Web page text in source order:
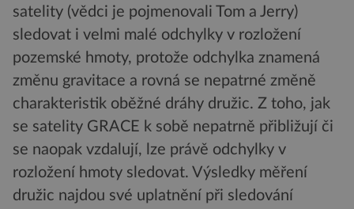
satelity (vědci je pojmenovali Tom a Jerry)
sledovat i velmi malé odchylky v rozložení
pozemské hmoty, protože odchylka znamená
změnu gravitace a rovná se nepatrné změně
charakteristik oběžné dráhy družic. Z toho, jak
se satelity GRACE k sobě nepatrně přibližují či
se naopak vzdalují, lze právě odchylky v
rozložení hmoty sledovat. Výsledky měření
družic najdou své uplatnění při sledování